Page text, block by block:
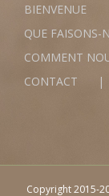
BIENVENUE
QUE FAISONS-
COMMENT
CONTACT
Copyright 2015-